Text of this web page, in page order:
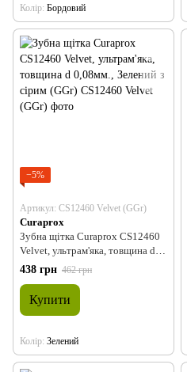
Колір Бордовий
−5%
Артикул: CS12460 Velvet (GGr)
Curaprox
Зубна щітка Curaprox CS12460
Velvet, ультрам'яка, товщина d
0,08мм., Зелений з сірим (GGr)
438 грн 462 грн
Купити
Колір Зелений